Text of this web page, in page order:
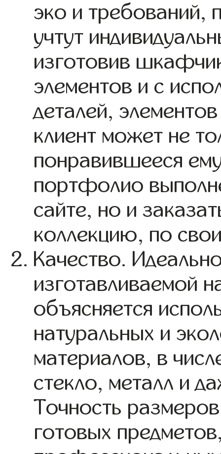
эко и требований,
учтут
изготовив
элементов и с
деталей,
клиент может не
понравившееся
портфолио
сайте, но и
коллекцию, по
Качество.
изготавливаемой
объясняется
натуральных и
материалов, в
стекло, металл и
Точность
готовых